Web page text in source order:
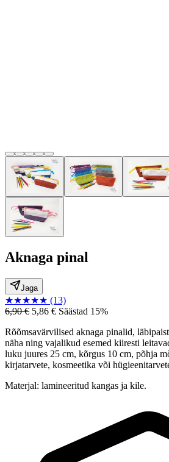
Aknaga pinal
Jaga
★★★★★ (13)
6,90 € 5,86 € Säästad 15%
Rõõmsavärvilised aknaga pinalid,
näha ning vajalikud esemed kiiresti
luku juures 25 cm, kõrgus 10 cm, põhja
kirjatarvete, kosmeetika või
Materjal: lamineeritud kangas ja kile.